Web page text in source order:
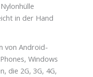
in der Hand
von Android-
Windows
die 2G, 3G, 4G,